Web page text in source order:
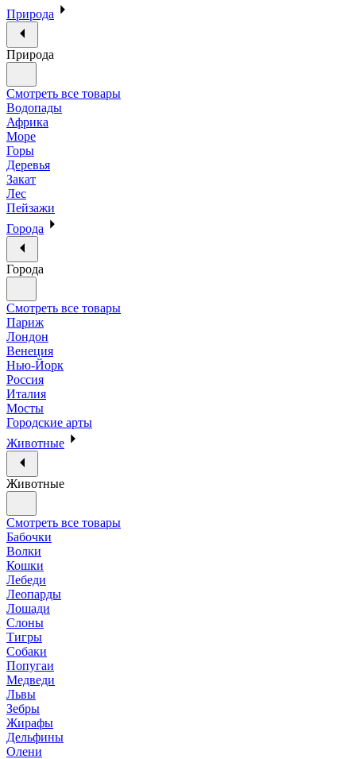
Природа
Природа
Смотреть все товары
Водопады
Африка
Море
Горы
Деревья
Закат
Лес
Пейзажи
Города
Города
Смотреть все товары
Париж
Лондон
Венеция
Нью-Йорк
Россия
Италия
Мосты
Городские арты
Животные
Животные
Смотреть все товары
Бабочки
Волки
Кошки
Лебеди
Леопарды
Лошади
Слоны
Тигры
Собаки
Попугаи
Медведи
Львы
Зебры
Жирафы
Дельфины
Олени